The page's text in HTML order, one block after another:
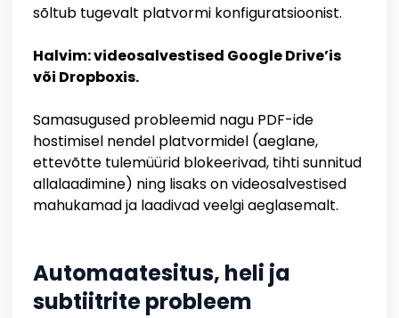
sõltub tugevalt platvormi konfiguratsioonist.
Halvim: videosalvestised Google Drive’is
või Dropboxis.
Samasugused probleemid nagu PDF-ide
hostimisel nendel platvormidel (aeglane,
ettevõtte tulemüürid blokeerivad, tihti sunnitud
allalaadimine) ning lisaks on videosalvestised
mahukamad ja laadivad veelgi aeglasemalt.
Automaatesitus, heli ja
subtiitrite probleem